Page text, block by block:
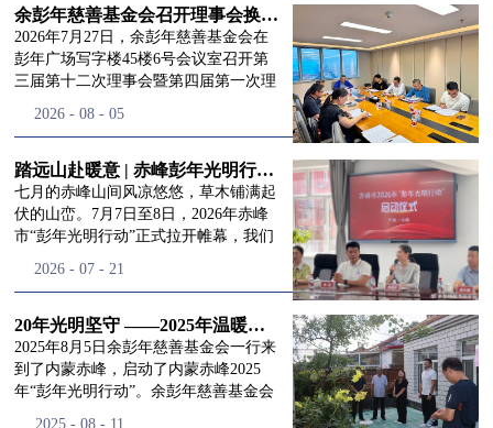
余彭年慈善基金会召开理事会换届会议
2026年7月27日，余彭年慈善基金会在
彭年广场写字楼45楼6号会议室召开第
三届第十二次理事会暨第四届第一次理
徐滨先生；副理事长兼秘书长彭志兵先
生、李玲辉先生、郭启兴先生及梅鑫先
生，现场列席人员:监事孙海跃先生，联
合党支部书记曾层同志。本次会议由理
事长徐滨主持，会议出席人数超过理事
换届会议严格按照基金会章程规定流程
同回顾了基金会过往任期内在助学兴
教、医疗救助、公益事业普惠等多个领
域深耕耕耘的公益历程，充分肯定了第
三届理事会全体成员多年来接续付出的
2026 - 08 - 05
踏远山赴暖意 | 赤峰彭年光明行动启程，入户回访接住乡亲眼底的光亮
七月的赤峰山间风凉悠悠，草木铺满起
伏的山峦。7月7日至8日，2026年赤峰
市“彭年光明行动”正式拉开帷幕，我们
土地，赴一场延续了二十一年的光明之
残联唐婷婷理事长到场参与本次启动活
动，由衷肯定了基金会坚持二十一年深
耕光明帮扶的坚守，也向长久奔走推进
项目的我们表达了谢意。二十一年时光
2026 - 07 - 21
20年光明坚守 ——2025年温暖启程“彭年光明行动”内蒙赤峰
2025年8月5日余彭年慈善基金会一行来
到了内蒙赤峰，启动了内蒙赤峰2025
年“彭年光明行动”。余彭年慈善基金会
2025 - 08 - 11
们的行
动
道>>